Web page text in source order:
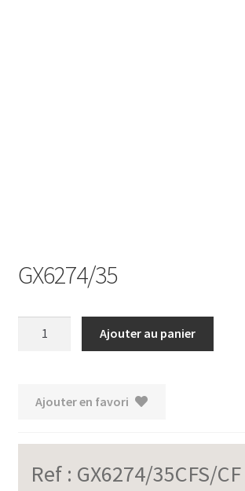
GX6274/35
Ajouter au panier
Ajouter en favori
Ref : GX6274/35CFS/CF